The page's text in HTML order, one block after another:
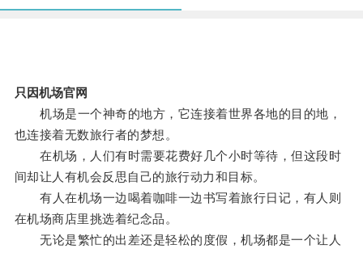
只因机场官网
机场是一个神奇的地方，它连接着世界各地的目的地，
也连接着无数旅行者的梦想。
在机场，人们有时需要花费好几个小时等待，但这段时
间却让人有机会反思自己的旅行动力和目标。
有人在机场一边喝着咖啡一边书写着旅行日记，有人则
在机场商店里挑选着纪念品。
无论是繁忙的出差还是轻松的度假，机场都是一个让人